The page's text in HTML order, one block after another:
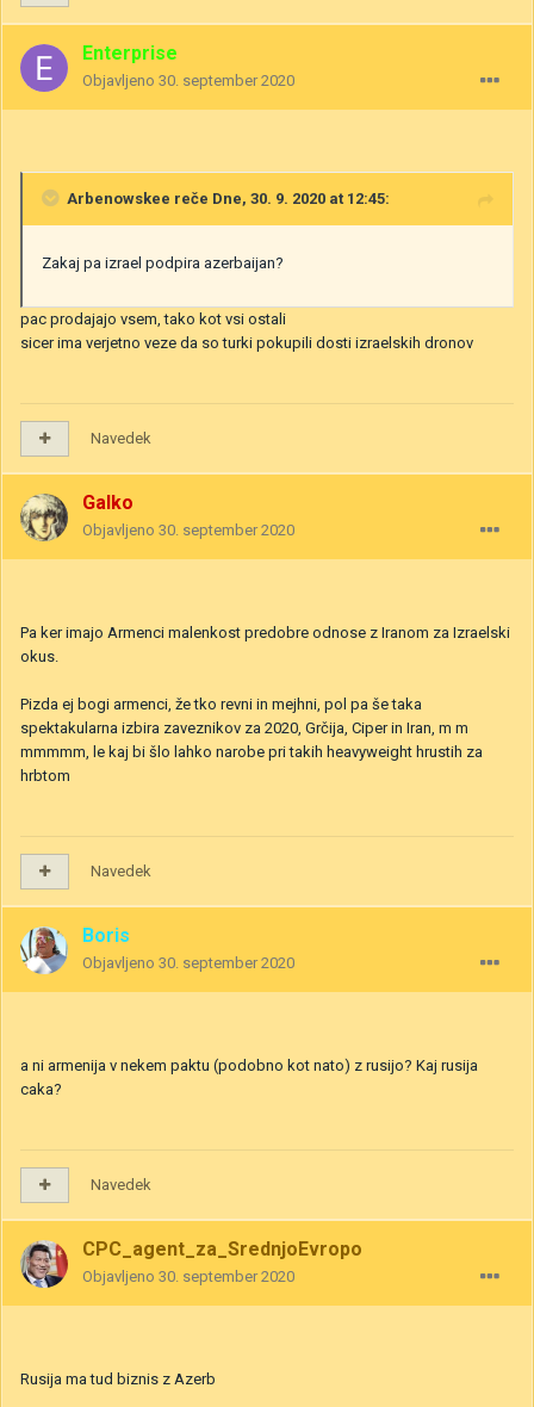
Enterprise
Objavljeno 30. september 2020
Arbenowskee reče Dne, 30. 9. 2020 at 12:45:
Zakaj pa izrael podpira azerbaijan?
pac prodajajo vsem, tako kot vsi ostali
sicer ima verjetno veze da so turki pokupili dosti izraelskih dronov
Navedek
Galko
Objavljeno 30. september 2020
Pa ker imajo Armenci malenkost predobre odnose z Iranom za Izraelski
okus.
Pizda ej bogi armenci, že tko revni in mejhni, pol pa še taka
spektakularna izbira zaveznikov za 2020, Grčija, Ciper in Iran, m m
mmmmm, le kaj bi šlo lahko narobe pri takih heavyweight hrustih za
hrbtom
Navedek
Boris
Objavljeno 30. september 2020
a ni armenija v nekem paktu (podobno kot nato) z rusijo? Kaj rusija
caka?
Navedek
CPC_agent_za_SrednjoEvropo
Objavljeno 30. september 2020
Rusija ma tud biznis z Azerb